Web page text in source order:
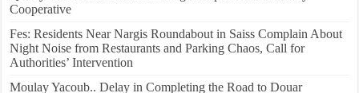
Cooperative
Fes: Residents Near Nargis Roundabout in Saiss Complain About
Night Noise from Restaurants and Parking Chaos, Call for
Authorities’ Intervention
Moulay Yacoub.. Delay in Completing the Road to Douar